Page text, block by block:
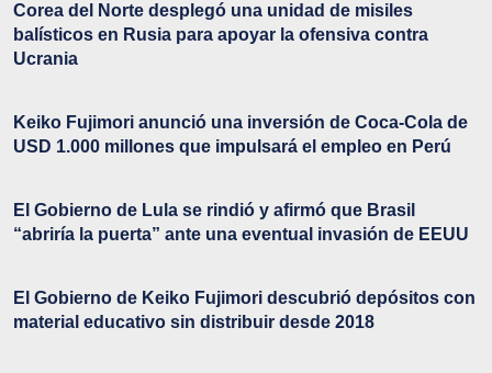
Corea del Norte desplegó una unidad de misiles
balísticos en Rusia para apoyar la ofensiva contra
Ucrania
Keiko Fujimori anunció una inversión de Coca-Cola de
USD 1.000 millones que impulsará el empleo en Perú
El Gobierno de Lula se rindió y afirmó que Brasil
“abriría la puerta” ante una eventual invasión de EEUU
El Gobierno de Keiko Fujimori descubrió depósitos con
material educativo sin distribuir desde 2018